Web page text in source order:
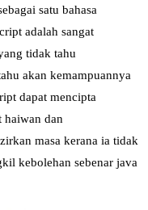
satu bahasa
adalah sangat
tidak tahu
akan kemampuannya
dapat mencipta
haiwan dan
masa kerana ia tidak
kebolehan sebenar java